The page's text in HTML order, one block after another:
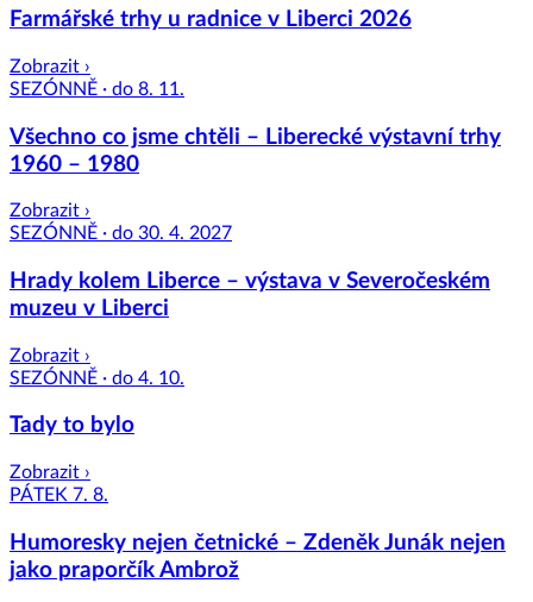
Farmářské trhy u radnice v Liberci 2026
Zobrazit ›
SEZÓNNĚ · do 8. 11.
Všechno co jsme chtěli – Liberecké výstavní trhy
1960 – 1980
Zobrazit ›
SEZÓNNĚ · do 30. 4. 2027
Hrady kolem Liberce – výstava v Severočeském
muzeu v Liberci
Zobrazit ›
SEZÓNNĚ · do 4. 10.
Tady to bylo
Zobrazit ›
PÁTEK 7. 8.
Humoresky nejen četnické – Zdeněk Junák nejen
jako praporčík Ambrož